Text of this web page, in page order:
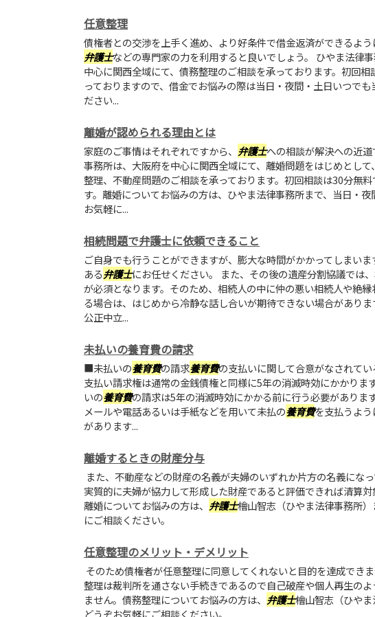
任意整理
債権者との交渉を上手く進め、より好条件で借金返済ができるよう
弁護士などの専門家の力を利用すると良いでしょう。 ひやま法律
中心に関西全域にて、債務整理のご相談を承っております。初回
っておりますので、借金でお悩みの際は当日・夜間・土日いつでも
ださい...
離婚が認められる理由とは
家庭のご事情はそれぞれですから、 弁護士への相談が解決への近
事務所は、大阪府を中心に関西全域にて、離婚問題をはじめとし
整理、不動産問題のご相談を承っております。初回相談は30分無料
す。離婚についてお悩みの方は、ひやま法律事務所まで、当日・夜
お気軽に...
相続問題で弁護士に依頼できること
ご自身でも行うことができますが、膨大な時間がかかってしまい
ある弁護士にお任せください。 また、その後の遺産分割協議では
が必須となります。そのため、相続人の中に仲の悪い相続人や絶
る場合は、はじめから冷静な話し合いが期待できない場合がありま
公正中立...
未払いの養育費の請求
■未払いの養育費の請求養育費の支払いに関して合意がなされてい
支払い請求権は通常の金銭債権と同様に5年の消滅時効にかかりま
いの養育費の請求は5年の消滅時効にかかる前に行う必要がありま
メールや電話あるいは手紙などを用いて未払の養育費を支払うよ
があります...
離婚するときの財産分与
また、不動産などの財産の名義が夫婦のいずれか片方の名義になっ
実質的に夫婦が協力して形成した財産であると評価できれば清算対
離婚についてお悩みの方は、 弁護士檜山智志（ひやま法律事務所
にご相談ください。
任意整理のメリット・デメリット
そのため債権者が任意整理に同意してくれないと目的を達成でき
整理は裁判所を通さない手続きであるので自己破産や個人再生の
ません。債務整理についてお悩みの方は、 弁護士檜山智志（ひや
どうぞお気軽にご相談ください。